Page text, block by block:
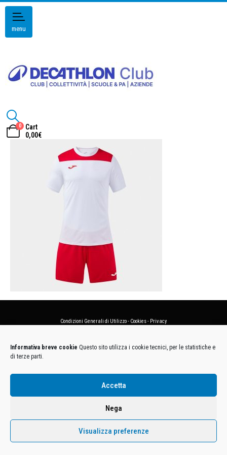
Informativa breve cookie Questo sito utilizza i cookie tecnici, per le statistiche e
di terze parti.
Accetta
Nega
Visualizza preferenze
menu
0
Cart
0,00€
Condizioni Generali di Utilizzo- Cookies- Privacy
Euro 12.500.000 i.v. - C.F. e Iscr. Reg. Imp. Monza e Brianza 02137480964 - R.E.A. MB-1370021 -
P.IVA. 11005760159 - Direzione e coordinamento art. 2497 C.C. DECATHLON SA, Villeneuve